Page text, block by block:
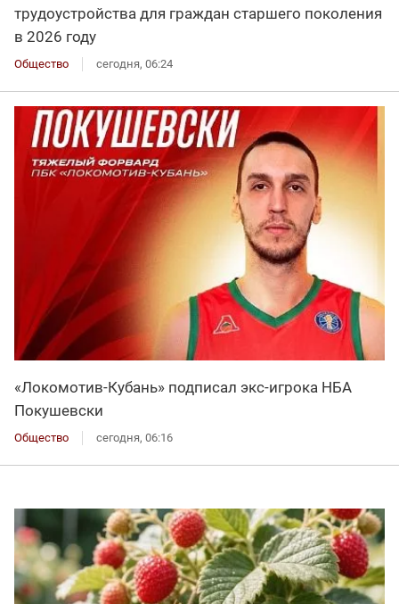
трудоустройства для граждан старшего поколения
в 2026 году
Общество сегодня, 06:24
«Локомотив-Кубань» подписал экс-игрока НБА
Покушевски
Общество сегодня, 06:16